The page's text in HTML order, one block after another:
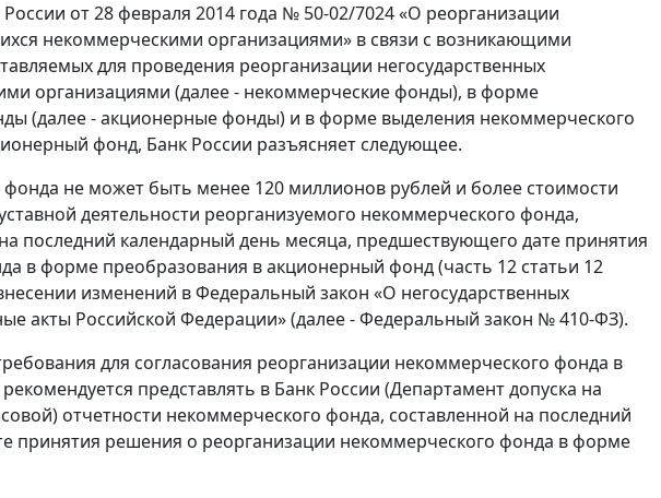
от 28 февраля 2014 года № 50-02/7024 «О реорганизации
некоммерческими организациями» в связи с возникающими
для проведения реорганизации негосударственных
организациями (далее - некоммерческие фонды), в форме
(далее - акционерные фонды) и в форме выделения некоммерческого
фонд, Банк России разъясняет следующее.
не может быть менее 120 миллионов рублей и более стоимости
деятельности реорганизуемого некоммерческого фонда,
последний календарный день месяца, предшествующего дате принятия
в форме преобразования в акционерный фонд (часть 12 статьи 12
изменений в Федеральный закон «О негосударственных
акты Российской Федерации» (далее - Федеральный закон № 410-ФЗ).
для согласования реорганизации некоммерческого фонда в
представлять в Банк России (Департамент допуска на
отчетности некоммерческого фонда, составленной на последний
принятия решения о реорганизации некоммерческого фонда в форме